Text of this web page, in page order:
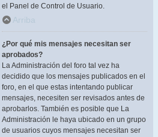
el Panel de Control de Usuario.
Arriba
¿Por qué mis mensajes necesitan ser
aprobados?
La Administración del foro tal vez ha
decidido que los mensajes publicados en el
foro, en el que estas intentando publicar
mensajes, necesiten ser revisados antes de
aprobarlos. También es posible que La
Administración le haya ubicado en un grupo
de usuarios cuyos mensajes necesitan ser